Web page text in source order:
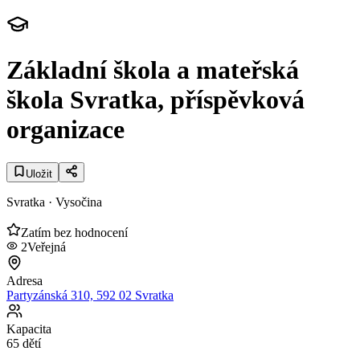
Základní škola a mateřská
škola Svratka, příspěvková
organizace
Uložit
Svratka · Vysočina
Zatím bez hodnocení
2Veřejná
Adresa
Partyzánská 310, 592 02 Svratka
Kapacita
65 dětí